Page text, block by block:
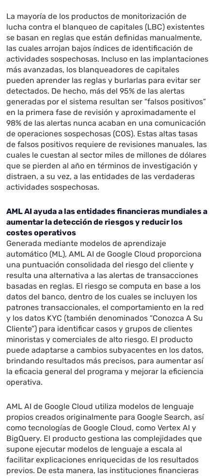
La mayoría de los productos de monitorización de
lucha contra el blanqueo de capitales (LBC) existentes
se basan en reglas que están definidas manualmente,
las cuales arrojan bajos índices de identificación de
actividades sospechosas. Incluso en las implantaciones
más avanzadas, los blanqueadores de capitales
pueden aprender las reglas y burlarlas para evitar ser
detectados. De hecho, más del 95% de las alertas
generadas por el sistema resultan ser “falsos positivos”
en la primera fase de revisión y aproximadamente el
98% de las alertas nunca acaban en una comunicación
de operaciones sospechosas (COS). Estas altas tasas
de falsos positivos requiere de revisiones manuales, las
cuales le cuestan al sector miles de millones de dólares
que se pierden al año en términos de investigación y
distraen, a su vez, a las entidades de las verdaderas
actividades sospechosas.
AML AI ayuda a las entidades financieras mundiales a
aumentar la detección de riesgos y reducir los
costes operativos
Generada mediante modelos de aprendizaje
automático (ML), AML AI de Google Cloud proporciona
una puntuación consolidada del riesgo del cliente y
resulta una alternativa a las alertas de transacciones
basadas en reglas. El riesgo se computa en base a los
datos del banco, dentro de los cuales se incluyen los
patrones transaccionales, el comportamiento en la red
y los datos KYC (también denominados “Conozca A Su
Cliente”) para identificar casos y grupos de clientes
minoristas y comerciales de alto riesgo. El producto
puede adaptarse a cambios subyacentes en los datos,
brindando resultados más precisos, para aumentar así
la eficacia general del programa y mejorar la eficiencia
operativa.
AML AI de Google Cloud utiliza modelos de lenguaje
propios creados originalmente para Google Search, así
como tecnologías de Google Cloud, como Vertex AI y
BigQuery. El producto gestiona las complejidades que
supone ejecutar modelos de lenguaje a escala al
facilitar explicaciones enriquecidas de los resultados
previos. De esta manera, las instituciones financieras